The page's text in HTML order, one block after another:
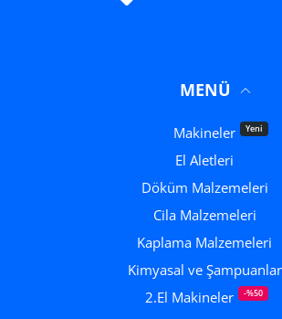
MENÜ
Makineler Yeni
El Aletleri
Döküm Malzemeleri
Cila Malzemeleri
Kaplama Malzemeleri
Kimyasal ve Şampuanlar
2.El Makineler
-%50